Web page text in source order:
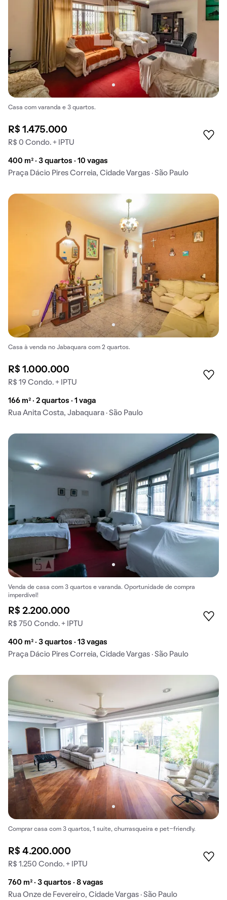
Casa com varanda e 3 quartos.
R$ 1.475.000
R$ 0 Condo. + IPTU
400 m² · 3 quartos · 10 vagas
Praça Dácio Pires Correia, Cidade Vargas · São Paulo
Casa à venda no Jabaquara com 2 quartos.
R$ 1.000.000
R$ 19 Condo. + IPTU
166 m² · 2 quartos · 1 vaga
Rua Anita Costa, Jabaquara · São Paulo
Venda de casa com 3 quartos e varanda. Oportunidade de compra
imperdível!
R$ 2.200.000
R$ 750 Condo. + IPTU
400 m² · 3 quartos · 13 vagas
Praça Dácio Pires Correia, Cidade Vargas · São Paulo
Comprar casa com 3 quartos, 1 suíte, churrasqueira e pet-friendly.
R$ 4.200.000
R$ 1.250 Condo. + IPTU
760 m² · 3 quartos · 8 vagas
Rua Onze de Fevereiro, Cidade Vargas · São Paulo